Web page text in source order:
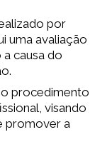
por
uma avaliação
causa do
o procedimento
visando
promover a